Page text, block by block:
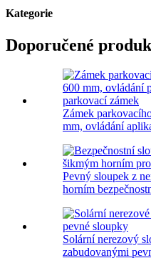
Kategorie
Doporučené
Zámek
mm, ovládání
Pevný sloupek z
horním
Solární nerezový
zabudovanými